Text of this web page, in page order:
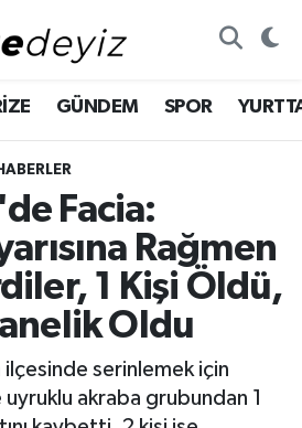
GÜNDEM SPOR
Facia:
Rağmen
1 Kişi Öldü,
Oldu
serinlemek için
akraba grubundan 1
Haritası
Durumu ve Fikstür